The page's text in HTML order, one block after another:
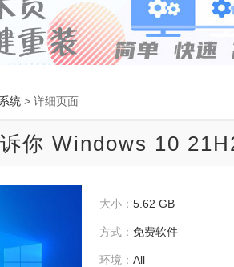
统 > 详细页面
你 Windows 10
大小： 5.62 GB
方式： 免费软件
环境： All